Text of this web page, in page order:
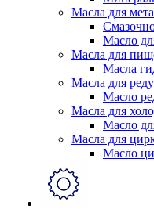
Масла для
Масло
Масла для
Масла
Масла для
Масло
Масла для
Масло
Масла для
Масло